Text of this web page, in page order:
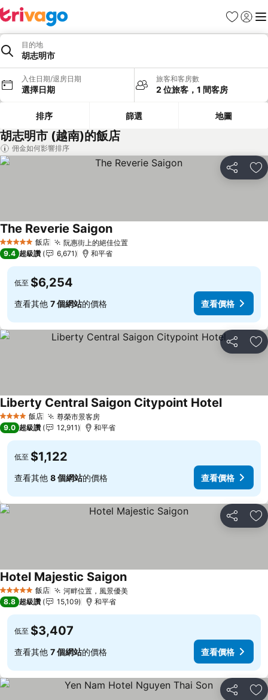
我的最愛
登入 選
目的地
胡志明市
入住日期/退房日期
選擇日期
旅客和客房數
2 位旅客，1 間客房
排序 篩選 地圖
胡志明市 (越南)的飯店
佣金如何影響排序
分享 加
5 星級 飯店 阮惠街上的絕佳位置查看價格
The Reverie Saigon查看價格
9.4 超級讚 6,671 和平省
低至 $6,254
查看其他 7 個網站的價格 查看價格
分享 加
4 星級 飯店 尊榮市景客房查看價格
Liberty Central Saigon Citypoint Hotel查看價格
9.0 超級讚 12,911 和平省
低至 $1,122
查看其他 8 個網站的價格 查看價格
分享 加
5 星級 飯店 河畔位置，風景優美查看價格
Hotel Majestic Saigon查看價格
8.8 超級讚 15,109 和平省
低至 $3,407
查看其他 7 個網站的價格 查看價格
分享 加